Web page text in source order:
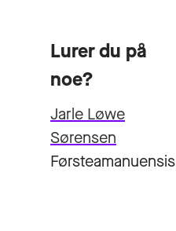
Lurer du på
noe?
Jarle Løwe
Sørensen
Førsteamanuensis